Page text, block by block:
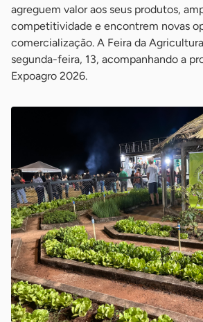
agreguem valor aos seus produtos,
competitividade e encontrem novas
comercialização. A Feira da
segunda-feira, 13, acompanhando a
Expoagro 2026.